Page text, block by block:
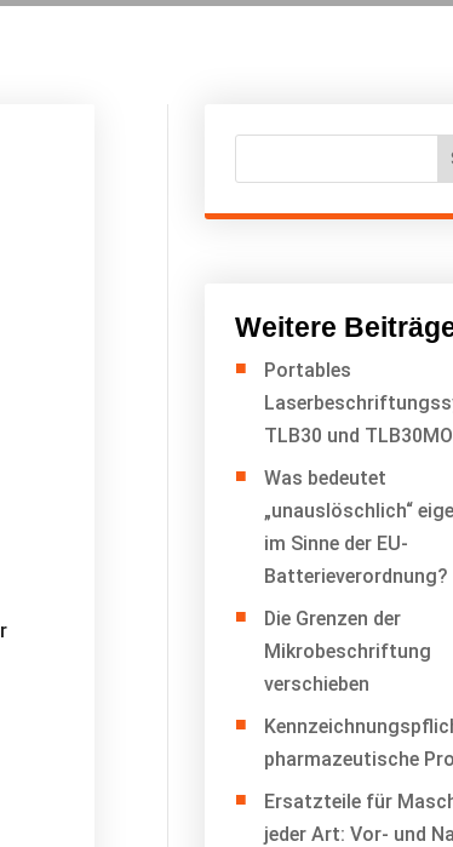
Weitere
Portables
TLB30 und
Was bedeutet
„unauslöschlich“
im Sinne der EU-
Batterieverordnung?
Die Grenzen der
Mikrobeschriftung
verschieben
pharmazeutische
Ersatzteile für
jeder Art: Vor- und